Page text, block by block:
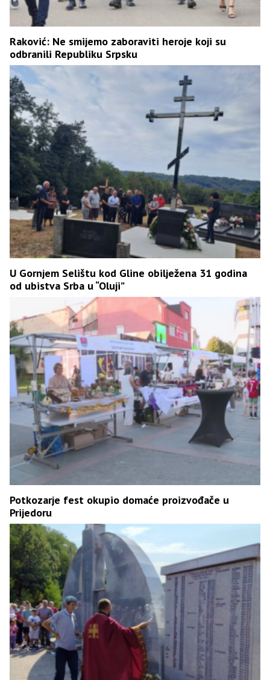
Raković: Ne smijemo zaboraviti heroje koji su
odbranili Republiku Srpsku
U Gornjem Selištu kod Gline obilježena 31 godina
od ubistva Srba u “Oluji”
Potkozarje fest okupio domaće proizvođače u
Prijedoru